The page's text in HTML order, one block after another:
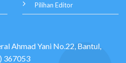
Pilihan Editor
Ahmad Yani No.22, Bantul,
367053